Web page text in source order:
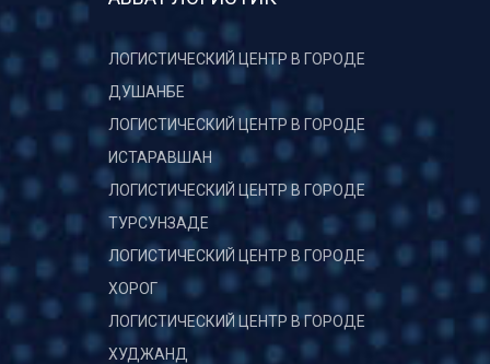
ЛОГИСТИЧЕСКИЙ ЦЕНТР В ГОРОДЕ
ДУШАНБЕ
ЛОГИСТИЧЕСКИЙ ЦЕНТР В ГОРОДЕ
ИСТАРАВШАН
ЛОГИСТИЧЕСКИЙ ЦЕНТР В ГОРОДЕ
ТУРСУНЗАДЕ
ЛОГИСТИЧЕСКИЙ ЦЕНТР В ГОРОДЕ
ХОРОГ
ЛОГИСТИЧЕСКИЙ ЦЕНТР В ГОРОДЕ
ХУДЖАНД